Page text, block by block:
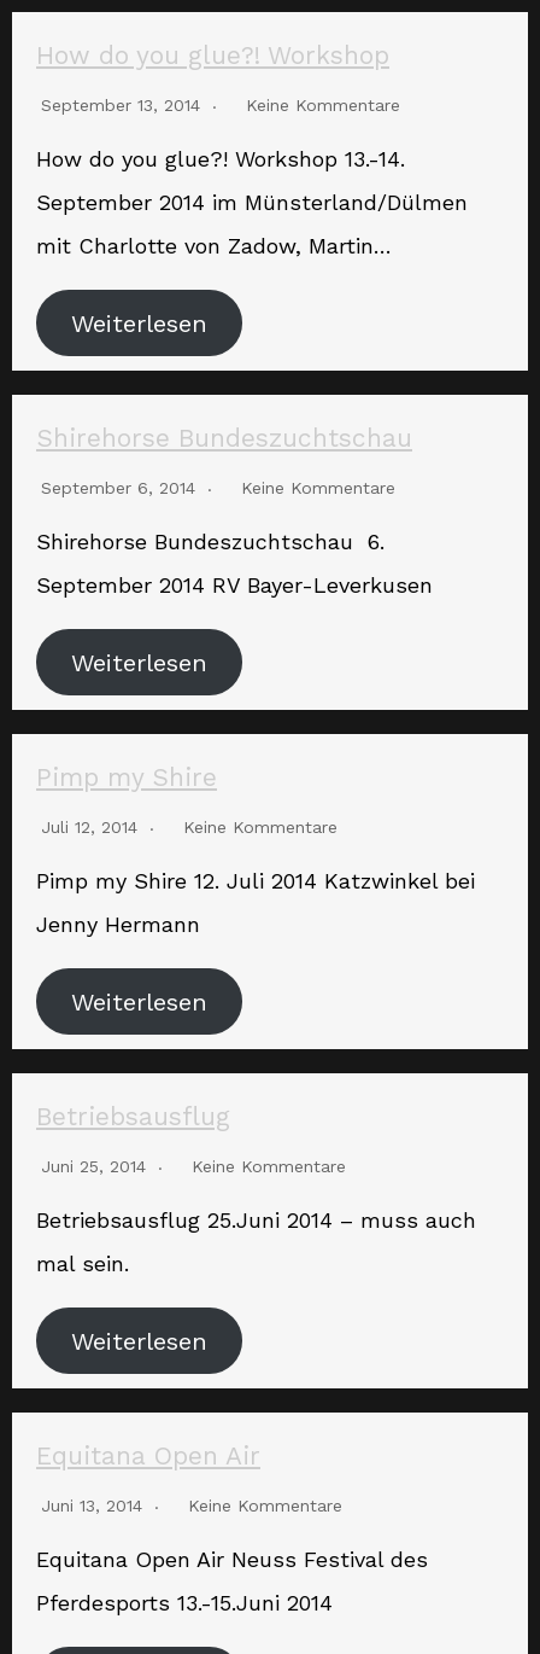
How do you glue?! Workshop
September 13, 2014 Keine Kommentare
How do you glue?! Workshop 13.-14.
September 2014 im Münsterland/Dülmen
mit Charlotte von Zadow, Martin…
Weiterlesen
Shirehorse Bundeszuchtschau
September 6, 2014 Keine Kommentare
Shirehorse Bundeszuchtschau 6.
September 2014 RV Bayer-Leverkusen
Weiterlesen
Pimp my Shire
Juli 12, 2014 Keine Kommentare
Pimp my Shire 12. Juli 2014 Katzwinkel bei
Jenny Hermann
Weiterlesen
Betriebsausflug
Juni 25, 2014 Keine Kommentare
Betriebsausflug 25.Juni 2014 – muss auch
mal sein.
Weiterlesen
Equitana Open Air
Juni 13, 2014 Keine Kommentare
Equitana Open Air Neuss Festival des
Pferdesports 13.-15.Juni 2014